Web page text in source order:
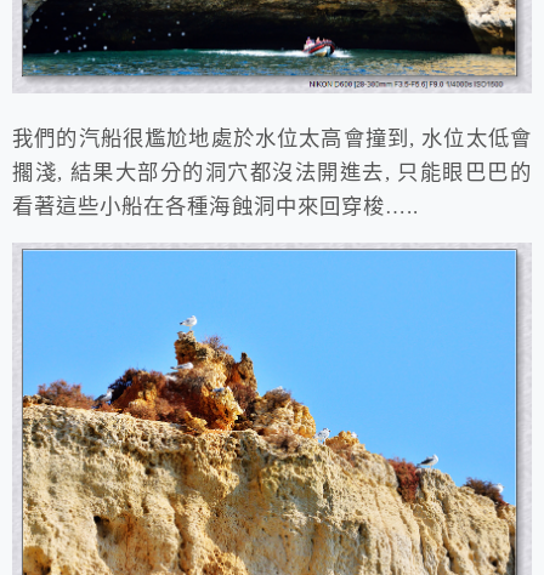
我們的汽船很尷尬地處於水位太高會撞到, 水位太低會
擱淺, 結果大部分的洞穴都沒法開進去, 只能眼巴巴的
看著這些小船在各種海蝕洞中來回穿梭…..